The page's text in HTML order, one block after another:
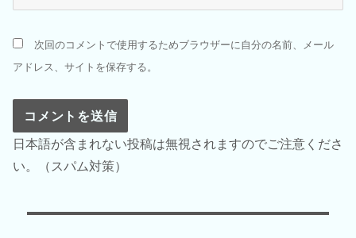
次回のコメントで使用するためブラウザーに自分の名前、メール
アドレス、サイトを保存する。
日本語が含まれない投稿は無視されますのでご注意くださ
い。（スパム対策）